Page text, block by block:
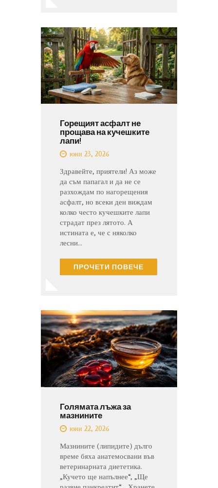
Горещият асфалт не
прощава на кучешките
лапи!
юни 23, 2026
Здравейте, приятели! Аз може
да съм папагал и да не се
разхождам по нагорещения
асфалт, но всеки ден виждам
колко често кучешките лапи
страдат през лятото. А
истината е, че с няколко
лесни…
ПРОЧЕТИ ПОВЕЧЕ
Голямата лъжа за
мазнините
юни 22, 2026
Мазнините (липидите) дълго
време бяха анатемосвани във
ветеринарната диететика.
„Кучето ще напълнее“, „Ще